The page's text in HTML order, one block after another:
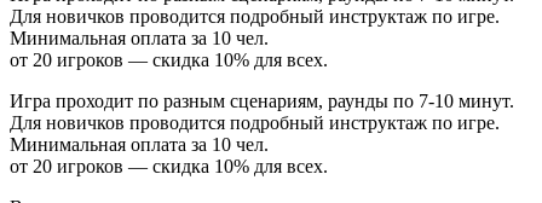
Для новичков проводится подробный инструктаж по игре.
Минимальная оплата за 10 чел.
от 20 игроков — скидка 10% для всех.
Игра проходит по разным сценариям, раунды по 7-10 минут.
Для новичков проводится подробный инструктаж по игре.
Минимальная оплата за 10 чел.
от 20 игроков — скидка 10% для всех.